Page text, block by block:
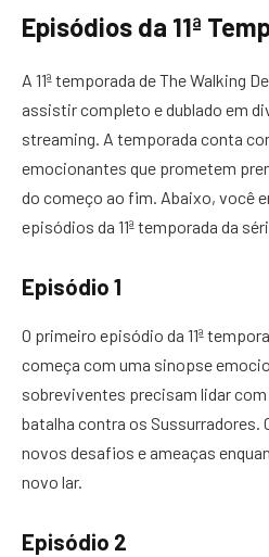
Episódios da 11ª
A 11ª temporada de The Walking
assistir completo e dublado em
streaming. A temporada conta
emocionantes que prometem
do começo ao fim. Abaixo, você
episódios da 11ª temporada da
Episódio 1
O primeiro episódio da 11ª
começa com uma sinopse
sobreviventes precisam lidar
batalha contra os Sussurradores.
novos desafios e ameaças
novo lar.
Episódio 2